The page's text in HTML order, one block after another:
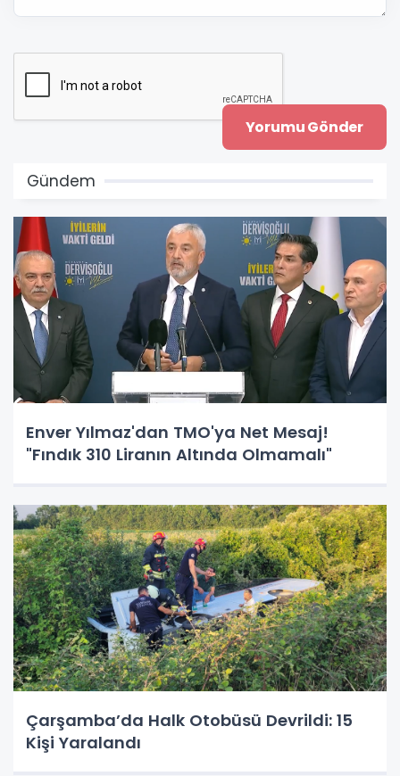
Gündem
Enver Yılmaz'dan TMO'ya Net Mesaj!
"Fındık 310 Liranın Altında Olmamalı"
Çarşamba’da Halk Otobüsü Devrildi: 15
Kişi Yaralandı